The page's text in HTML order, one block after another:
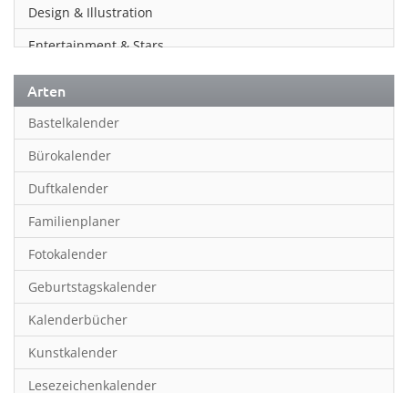
Design & Illustration
Entertainment & Stars
Erotik
Essen & Trinken
Familienplaner
Fantasy
Film
Fotokunst
Frauen
Fußball
Gaming
Geburtstagskalender
Arten
Bastelkalender
Bürokalender
Duftkalender
Familienplaner
Fotokalender
Geburtstagskalender
Kalenderbücher
Kunstkalender
Lesezeichenkalender